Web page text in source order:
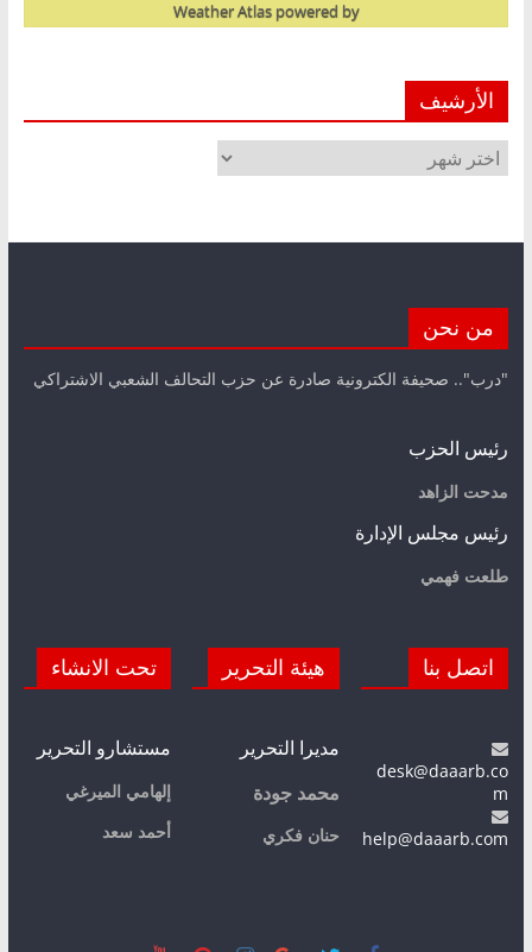
powered by
Weather Atlas
الأرشيف
الأرشيف
من نحن
"درب".. صحيفة الكترونية صادرة عن حزب التحالف الشعبي الاشتراكي
رئيس الحزب
مدحت الزاهد
رئيس مجلس الإدارة
طلعت فهمي
اتصل بنا
desk@daaarb.co
m
help@daaarb.com
هيئة التحرير
مديرا التحرير
محمد جودة
حنان فكري
تحت الانشاء
مستشارو التحرير
إلهامي الميرغي
أحمد سعد